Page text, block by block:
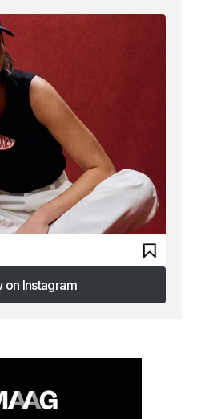
on Instagram
on Instagram